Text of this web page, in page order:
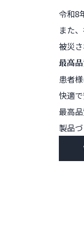
令和8
また
被災
最高
患者
快適
最高
製品